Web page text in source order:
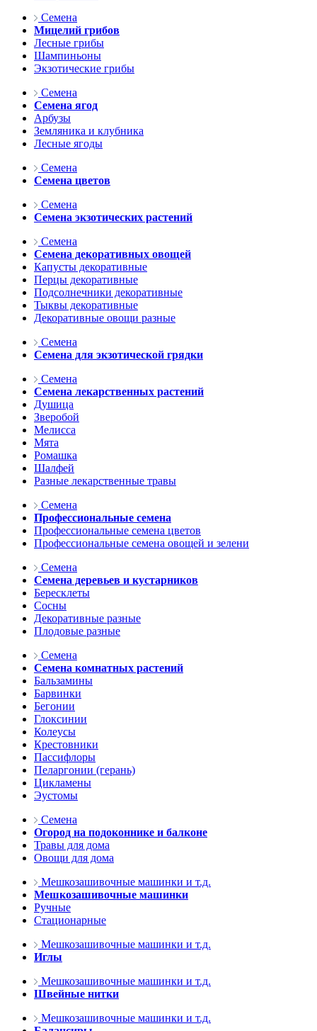
Семена
Мицелий грибов
Лесные грибы
Шампиньоны
Экзотические грибы
Семена
Семена ягод
Арбузы
Земляника и клубника
Лесные ягоды
Семена
Семена цветов
Семена
Семена экзотических растений
Семена
Семена декоративных овощей
Капусты декоративные
Перцы декоративные
Подсолнечники декоративные
Тыквы декоративные
Декоративные овощи разные
Семена
Семена для экзотической грядки
Семена
Семена лекарственных растений
Душица
Зверобой
Мелисса
Мята
Ромашка
Шалфей
Разные лекарственные травы
Семена
Профессиональные семена
Профессиональные семена цветов
Профессиональные семена овощей и зелени
Семена
Семена деревьев и кустарников
Бересклеты
Сосны
Декоративные разные
Плодовые разные
Семена
Семена комнатных растений
Бальзамины
Барвинки
Бегонии
Глоксинии
Колеусы
Крестовники
Пассифлоры
Пеларгонии (герань)
Цикламены
Эустомы
Семена
Огород на подоконнике и балконе
Травы для дома
Овощи для дома
Мешкозашивочные машинки и т.д.
Мешкозашивочные машинки
Ручные
Стационарные
Мешкозашивочные машинки и т.д.
Иглы
Мешкозашивочные машинки и т.д.
Швейные нитки
Мешкозашивочные машинки и т.д.